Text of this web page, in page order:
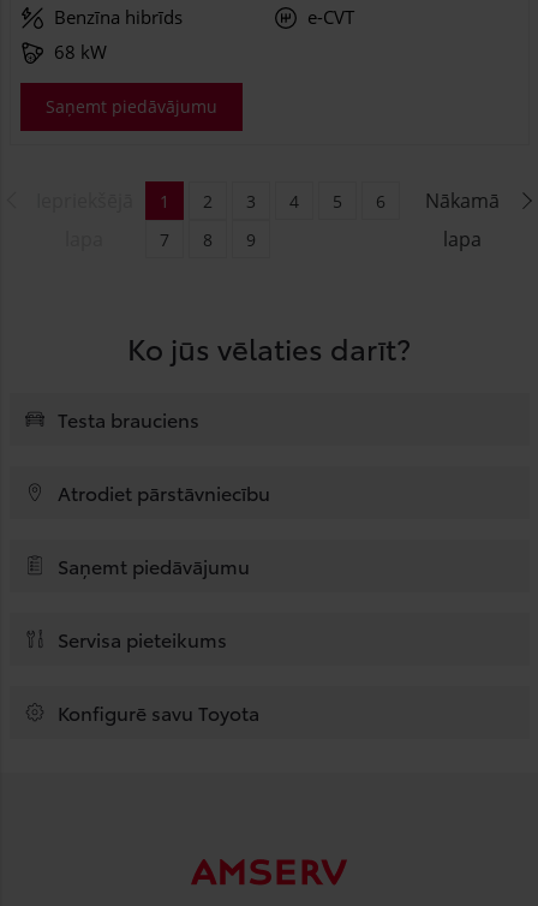
Benzīna hibrīds
e-CVT
68 kW
Saņemt piedāvājumu
Nākamā
lapa
1 2 3 4 5
6
7
8 9
Ko jūs vēlaties darīt?
Testa brauciens
Atrodiet pārstāvniecību
Saņemt piedāvājumu
Servisa pieteikums
Konfigurē savu Toyota